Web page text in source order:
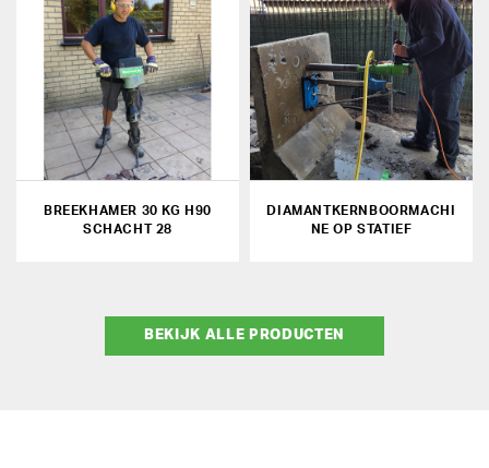
BREEKHAMER 30 KG H90
SCHACHT 28
DIAMANTKERNBOORMACHI
NE OP STATIEF
BEKIJK ALLE PRODUCTEN